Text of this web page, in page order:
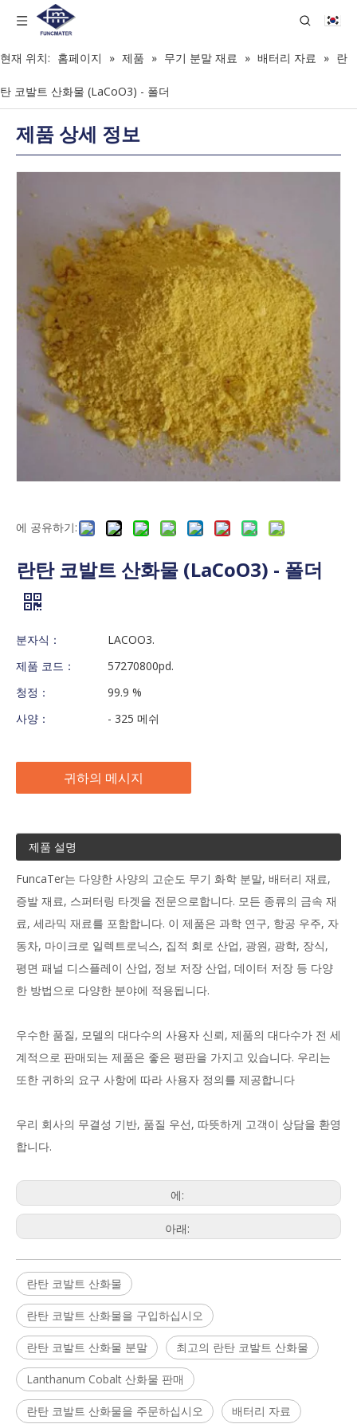
현재 위치: 홈페이지 » 제품 » 무기 분말 재료 » 배터리 자료 » 란
탄 코발트 산화물 (LaCoO3) - 폴더
제품 상세 정보
에 공유하기:
란탄 코발트 산화물 (LaCoO3) - 폴더
분자식：
LACOO3.
제품 코드：
57270800pd.
청정：
99.9 %
사양：
- 325 메쉬
귀하의 메시지
제품 설명
FuncaTer는 다양한 사양의 고순도 무기 화학 분말, 배터리 재료,
증발 재료, 스퍼터링 타겟을 전문으로합니다. 모든 종류의 금속 재
료, 세라믹 재료를 포함합니다. 이 제품은 과학 연구, 항공 우주, 자
동차, 마이크로 일렉트로닉스, 집적 회로 산업, 광원, 광학, 장식,
평면 패널 디스플레이 산업, 정보 저장 산업, 데이터 저장 등 다양
한 방법으로 다양한 분야에 적용됩니다.
우수한 품질, 모델의 대다수의 사용자 신뢰, 제품의 대다수가 전 세
계적으로 판매되는 제품은 좋은 평판을 가지고 있습니다. 우리는
또한 귀하의 요구 사항에 따라 사용자 정의를 제공합니다
우리 회사의 무결성 기반, 품질 우선, 따뜻하게 고객이 상담을 환영
합니다.
에:
아래:
란탄 코발트 산화물
란탄 코발트 산화물을 구입하십시오
란탄 코발트 산화물 분말 최고의 란탄 코발트 산화물
Lanthanum Cobalt 산화물 판매
란탄 코발트 산화물을 주문하십시오 배터리 자료